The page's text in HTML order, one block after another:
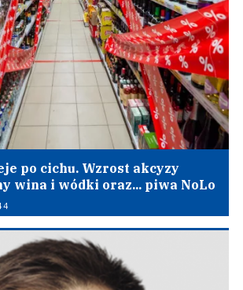
po cichu. Wzrost akcyzy
wina i wódki oraz... piwa NoLo